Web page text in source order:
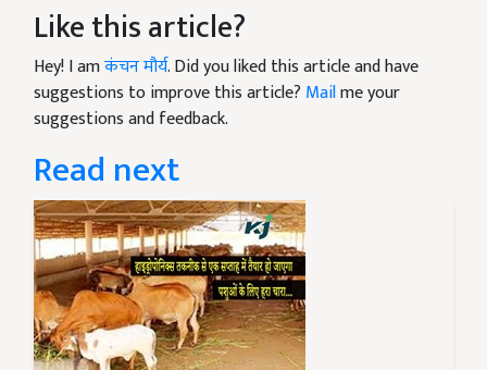
Like this article?
Hey! I amकंचन मौर्य. Did you liked this article and have
suggestions to improve this article? Mailme your
suggestions and feedback.
Read next